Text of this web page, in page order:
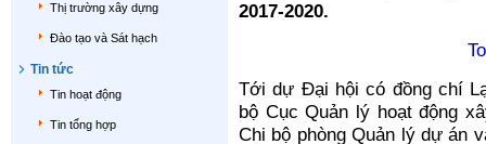
Thị trường xây dựng
Đào tạo và Sát hạch
Tin tức
Tin hoạt động
Tin tổng hợp
2017-2020.
Tới dự Đại hội có đồng chí
bộ Cục Quản lý hoạt động
Chi bộ phòng Quản lý dự án